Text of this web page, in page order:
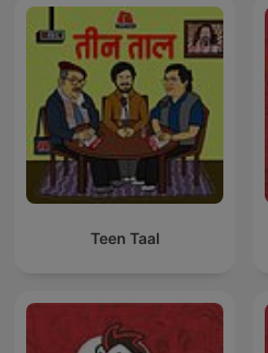
Teen Taal